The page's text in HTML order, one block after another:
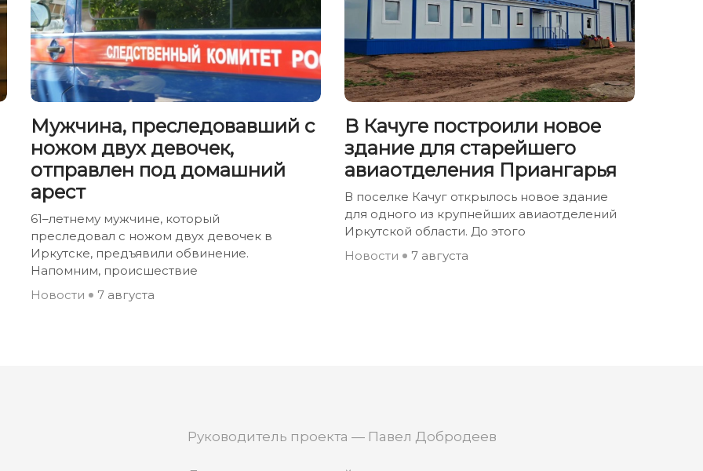
Мужчина, преследовавший с
ножом двух девочек,
отправлен под домашний
арест
61–летнему мужчине, который
преследовал с ножом двух девочек в
Иркутске, предъявили обвинение.
Напомним, происшествие
Новости
7 августа
В Качуге построили новое
здание для старейшего
авиаотделения Приангарья
В поселке Качуг открылось новое здание
для одного из крупнейших авиаотделений
Иркутской области. До этого
Новости
7 августа
Руководитель проекта — Павел Добродеев